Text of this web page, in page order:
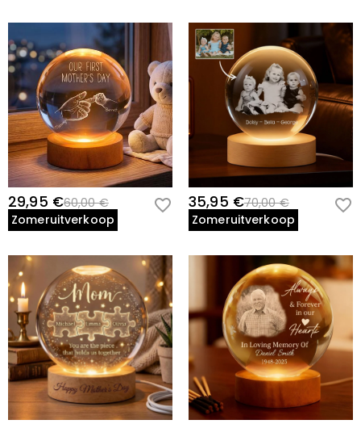
29,95 €60,00 €
Zomeruitverkoop
35,95 €70,00 €
Zomeruitverkoop